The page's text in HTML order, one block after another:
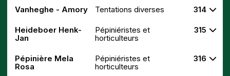
Vanheghe - Amory Tentations diverses 314
Heideboer Henk-
Jan
Pépiniéristes et
horticulteurs
315
Pépinière Mela
Rosa
Pépiniéristes et
horticulteurs
316